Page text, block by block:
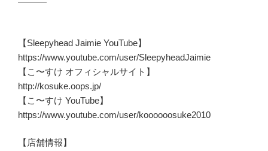
【Sleepyhead Jaimie YouTube】
https://www.youtube.com/user/SleepyheadJaimie
【こ〜すけ オフィシャルサイト】
http://kosuke.oops.jp/
【こ〜すけ YouTube】
https://www.youtube.com/user/koooooosuke2010
【店舗情報】